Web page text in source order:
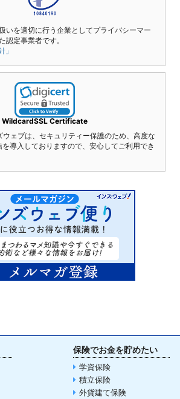
いを適切に行う企業としてプライバシーマー
認定事業者です。
」
WildcardSSL Certificate
ウェブは、セキュリティー保護のため、高度な
導入しておりますので、安心してご利用でき
保険でお金を貯めたい
学資保険
積立保険
外貨建て保険